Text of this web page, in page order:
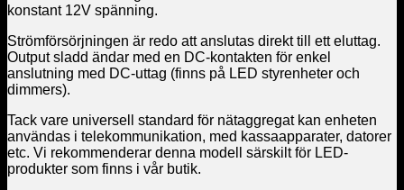
konstant 12V spänning.
Strömförsörjningen är redo att anslutas direkt till ett eluttag.
Output sladd ändar med en DC-kontakten för enkel
anslutning med DC-uttag (finns på LED styrenheter och
dimmers).
Tack vare universell standard för nätaggregat kan enheten
användas i telekommunikation, med kassaapparater, datorer
etc. Vi rekommenderar denna modell särskilt för LED-
produkter som finns i vår butik.